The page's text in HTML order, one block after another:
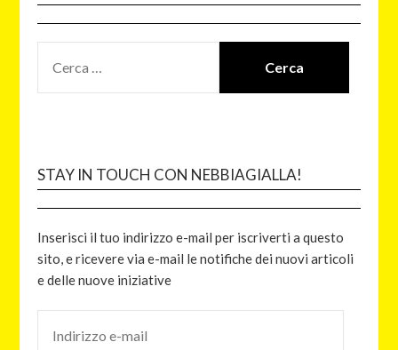
STAY IN TOUCH CON NEBBIAGIALLA!
Inserisci il tuo indirizzo e-mail per iscriverti a questo
sito, e ricevere via e-mail le notifiche dei nuovi articoli
e delle nuove iniziative